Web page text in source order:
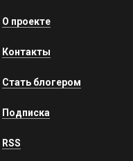
О проекте
Контакты
Стать блогером
Подписка
RSS